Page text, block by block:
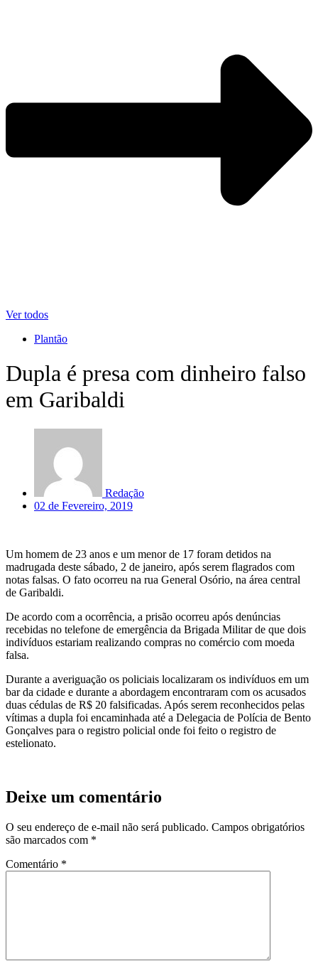
Ver todos
Plantão
Dupla é presa com dinheiro falso
em Garibaldi
Redação
02 de Fevereiro, 2019
Um homem de 23 anos e um menor de 17 foram detidos na
madrugada deste sábado, 2 de janeiro, após serem flagrados com
notas falsas. O fato ocorreu na rua General Osório, na área central
de Garibaldi.
De acordo com a ocorrência, a prisão ocorreu após denúncias
recebidas no telefone de emergência da Brigada Militar de que dois
indivíduos estariam realizando compras no comércio com moeda
falsa.
Durante a averiguação os policiais localizaram os indivíduos em um
bar da cidade e durante a abordagem encontraram com os acusados
duas cédulas de R$ 20 falsificadas. Após serem reconhecidos pelas
vítimas a dupla foi encaminhada até a Delegacia de Polícia de Bento
Gonçalves para o registro policial onde foi feito o registro de
estelionato.
Deixe um comentário
O seu endereço de e-mail não será publicado. Campos obrigatórios
são marcados com *
Comentário *